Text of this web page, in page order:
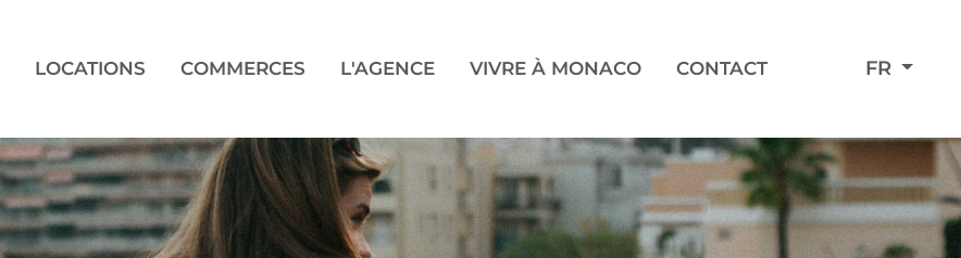
LOCATIONS COMMERCES L'AGENCE VIVRE À MONACO CONTACT FR